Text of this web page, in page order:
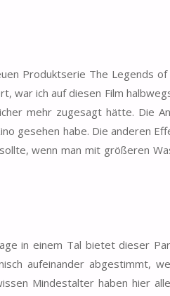
Produktserie The Legends of
war ich auf diesen Film
mehr zugesagt hätte. Die
gesehen habe. Die anderen
wenn man mit größeren
in einem Tal bietet dieser
aufeinander abgestimmt,
Mindestalter haben hier